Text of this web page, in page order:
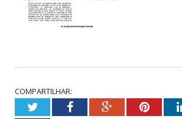
COMPARTILHAR:
TwitterFacebookGoogle+